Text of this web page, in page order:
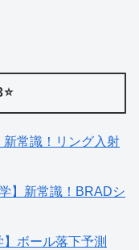
新常識！リング入射
】新常識！BRADシ
】ボール落下予測